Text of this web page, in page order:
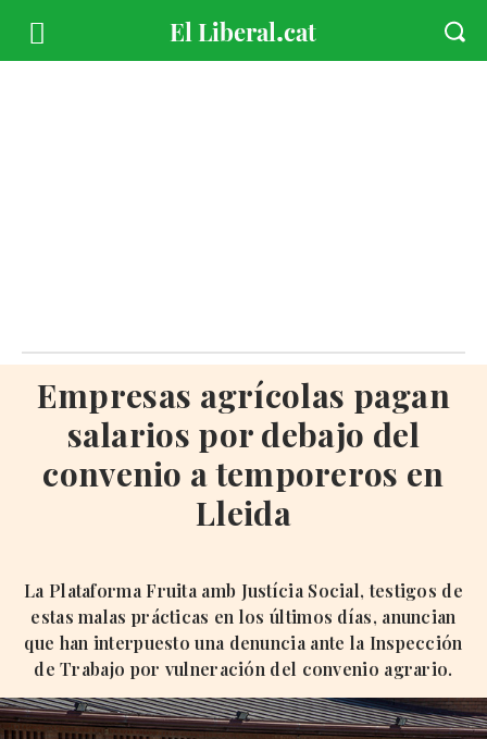
Empresas agrícolas pagan
salarios por debajo del
convenio a temporeros en
Lleida
La Plataforma Fruita amb Justícia Social, testigos de
estas malas prácticas en los últimos días, anuncian
que han interpuesto una denuncia ante la Inspección
de Trabajo por vulneración del convenio agrario.